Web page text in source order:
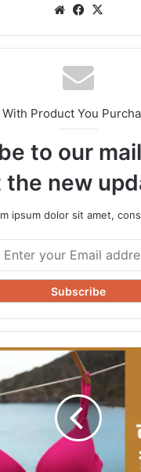
WebsiteFacebook
With Product You
to our
the new
ipsum dolor sit amet,